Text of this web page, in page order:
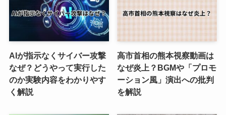
AIが指示なくサイバー攻撃
なぜ？どうやって実行した
のか実験内容をわかりやす
く解説
高市首相の熊本視察動画は
なぜ炎上？BGMや「プロモ
ーション風」演出への批判
を解説